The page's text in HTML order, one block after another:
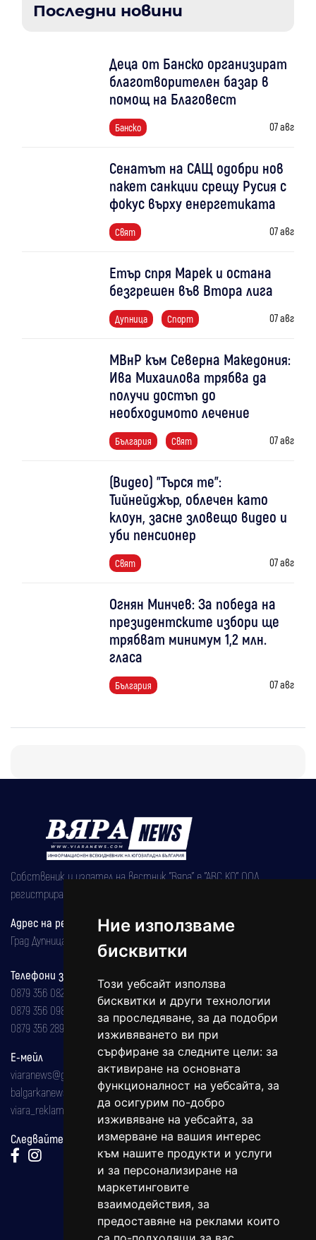
Ние използваме
бисквитки
Този уебсайт използва
бисквитки и други технологии
за проследяване, за да подобри
изживяването ви при
сърфиране за следните цели: за
активиране на основната
функционалност на уебсайта, за
да осигурим по-добро
изживяване на уебсайта, за
измерване на вашия интерес
към нашите продукти и услуги
и за персонализиране на
маркетинговите
взаимодействия, за
предоставяне на реклами които
Последни новини
Деца от Банско организират
благотворителен базар в
помощ на Благовест
Банско 07 авг
Сенатът на САЩ одобри нов
пакет санкции срещу Русия с
фокус върху енергетиката
Свят 07 авг
Етър спря Марек и остана
безгрешен във Втора лига
Дупница Спорт 07 авг
МВнР към Северна Македония:
Ива Михаилова трябва да
получи достъп до
необходимото лечение
България Свят 07 авг
(Видео) "Търся те":
Тийнейджър, облечен като
клоун, засне зловещо видео и
уби пенсионер
Свят 07 авг
Огнян Минчев: За победа на
президентските избори ще
трябват минимум 1,2 млн.
гласа
България 07 авг
Собственик и издател на вестник "Вяра" е "АВС КО" ООД,
регистрирана на 08.05.2002 година.
Адрес на редакцията
Град Дупница, ул.''Христо Ботев" 43
Телефони за реклама и абонаменти
0879 356 082
0879 356 098
0879 356 289
Е-мейл
viaranews@gmail.com
balgarkanews@gmail.com
viara_reklama@mail.bg
Следвайте ни: